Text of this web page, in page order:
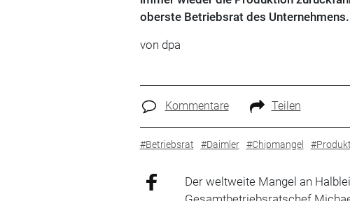
oberste Betriebsrat des Unternehmens.
von dpa
Kommentare Teilen
#Betriebsrat #Daimler #Chipmangel
Der weltweite Mangel an